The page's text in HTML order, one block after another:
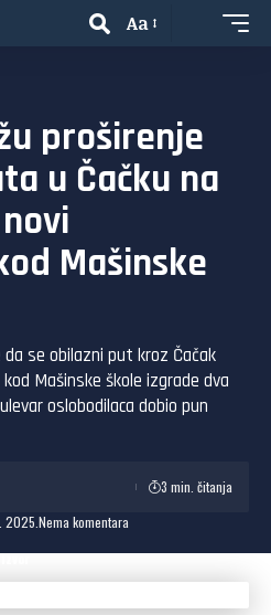
Aa
proširenje
u Čačku na
Mašinske
se obilazni put kroz Čačak
Mašinske škole izgrade dva
oslobodilaca dobio pun
2025. Nema komentara
3 min. čitanja
izvor